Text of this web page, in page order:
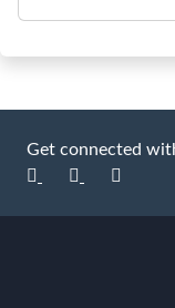
Get connected